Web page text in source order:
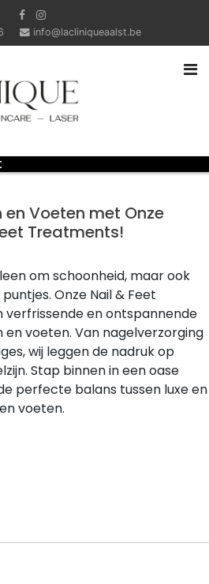
info@lacliniqueaalst.be
Voeten met Onze
Treatments!
om schoonheid, maar ook
Onze Nail & Feet
en ontspannende
voeten. Van nagelverzorging
wij leggen de nadruk op
Stap binnen in een oase
perfecte balans tussen luxe en
voeten.